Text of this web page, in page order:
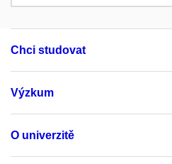
Chci studovat
Výzkum
O univerzitě